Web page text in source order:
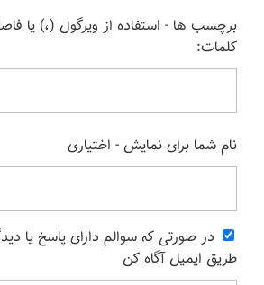
برچسب ها - استفاده از ویرگول (،) یا
کلمات:
نام شما برای نمایش - اختیاری
در صورتی که سوالم دارای پاسخ یا
طریق ایمیل آگاه کن